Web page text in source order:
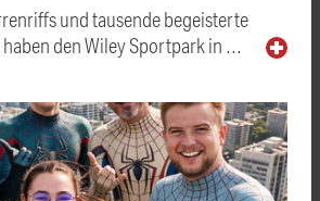
und tausende begeisterte
haben den Wiley Sportpark in …